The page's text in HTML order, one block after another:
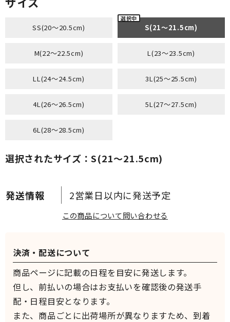
2営業日以内に発送予定
SS(20～20.5cm) S(21～21.5cm)
M(22～22.5cm) L(23～23.5cm)
LL(24～24.5cm) 3L(25～25.5cm)
4L(26～26.5cm) 5L(27～27.5cm)
6L(28～28.5cm)
選択されたサイズ：S(21～21.5cm)
この商品について問い合わせる
決済・配送について
商品ページに記載の日程を目安に発送します。
但し、前払いの場合はお支払いを確認後の発送手
配・日程目安となります。
また、商品ごとに出荷場所が異なりますため、到着